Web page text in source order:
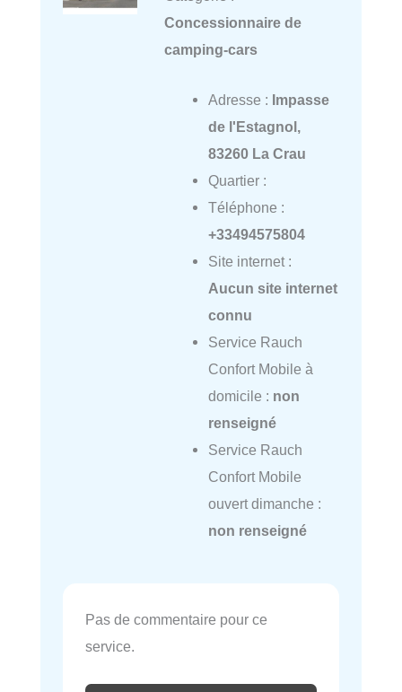
Concessionnaire de
camping-cars
Adresse : Impasse
de l'Estagnol,
83260 La Crau
Quartier :
Téléphone :
+33494575804
Site internet :
Aucun site internet
connu
Service Rauch
Confort Mobile à
domicile : non
renseigné
Service Rauch
Confort Mobile
ouvert dimanche :
non renseigné
Pas de commentaire pour ce
service.